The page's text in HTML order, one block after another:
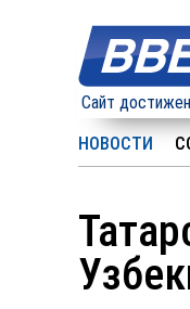
Сайт
НОВОСТИ